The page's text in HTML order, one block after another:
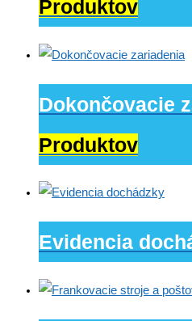
Produktov
Dokončovacie
Produktov
Evidencia